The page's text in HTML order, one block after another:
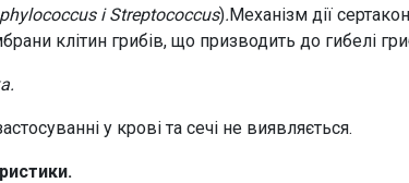
і Streptococcus).Механізм дії
клітин грибів, що призводить до гибелі
у крові та сечі не виявляється.